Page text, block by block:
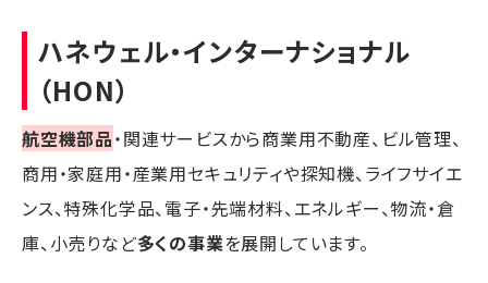
ハネウェル・インターナショナル
（HON）
航空機部品・関連サービスから商業用不動産、ビル管理、
商用・家庭用・産業用セキュリティや探知機、ライフサイエ
ンス、特殊化学品、電子・先端材料、エネルギー、物流・倉
庫、小売りなど多くの事業を展開しています。